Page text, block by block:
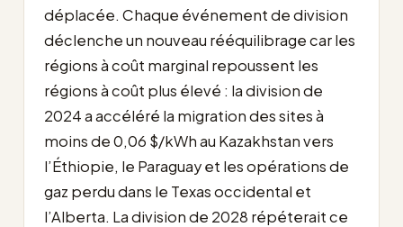
déplacée. Chaque événement de division
déclenche un nouveau rééquilibrage car les
régions à coût marginal repoussent les
régions à coût plus élevé : la division de
2024 a accéléré la migration des sites à
moins de 0,06 $/kWh au Kazakhstan vers
l’Éthiopie, le Paraguay et les opérations de
gaz perdu dans le Texas occidental et
l’Alberta. La division de 2028 répéterait ce